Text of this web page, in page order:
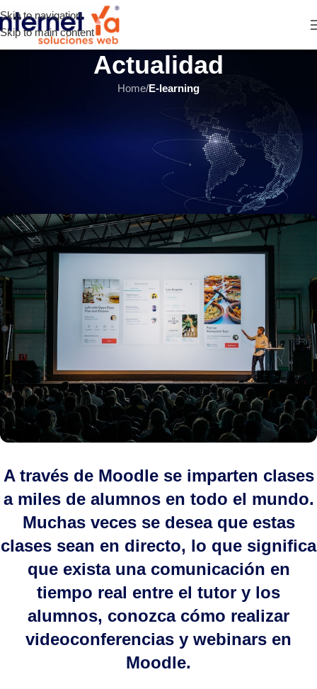
Skip to navigation
Skip to main content
Actualidad
Home/E-learning
ÚLTIMOS ARTÍCULOS
¿Cómo realizar
videoconferencias en directo en
Moodle?
INTERNET YA Soluciones Web el 11 agosto, 2020
A través de Moodle se imparten clases
a miles de alumnos en todo el mundo.
Muchas veces se desea que estas
clases sean en directo, lo que significa
que exista una comunicación en
tiempo real entre el tutor y los
alumnos, conozca cómo realizar
videoconferencias y webinars en
Moodle.